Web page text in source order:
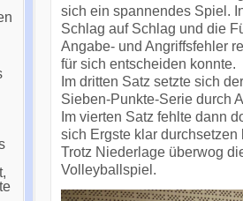
sich ein spannendes Spiel.
Schlag auf Schlag und die
Angabe- und Angriffsfehler
für sich entscheiden konnte.
Im dritten Satz setzte sich
Sieben-Punkte-Serie durch
Im vierten Satz fehlte dann
sich Ergste klar durchsetzen
Trotz Niederlage überwog
Volleyballspiel.